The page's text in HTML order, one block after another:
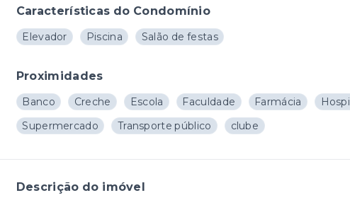
Características do Condomínio
Elevador Piscina Salão de festas
Proximidades
Banco Creche Escola Faculdade Farmácia
Supermercado
Transporte público clube
Descrição do imóvel